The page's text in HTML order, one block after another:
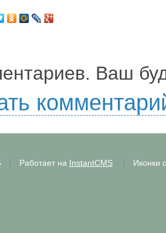
Ваш
Работает на InstantCMS Иконки